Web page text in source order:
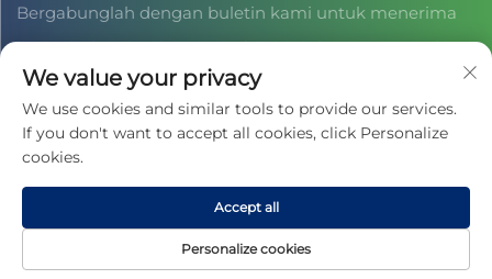
Bergabunglah dengan buletin kami untuk menerima
berita industri terbaru, pembaruan, dan wawasan dari
tim kami.
LTD. - Kebijakan Privasi
We value your privacy
We use cookies and similar tools to provide our services.
If you don't want to accept all cookies, click Personalize
cookies.
Personalize cookies
Accept all